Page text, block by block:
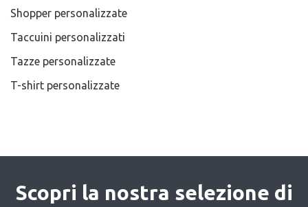
Shopper personalizzate
Taccuini personalizzati
Tazze personalizzate
T-shirt personalizzate
Scopri la nostra selezione di